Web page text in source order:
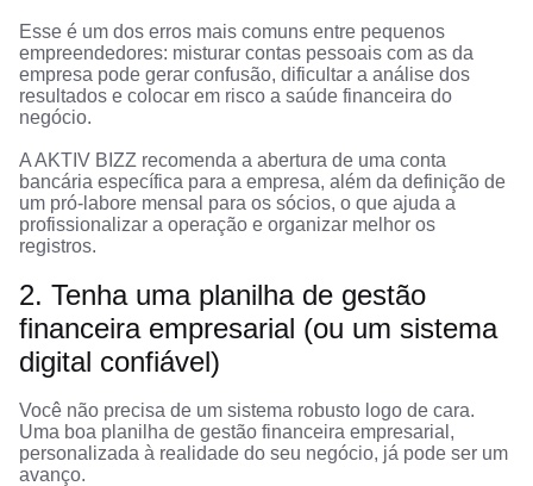
Esse é um dos erros mais comuns entre pequenos
empreendedores: misturar contas pessoais com as da
empresa pode gerar confusão, dificultar a análise dos
resultados e colocar em risco a saúde financeira do
negócio.
A AKTIV BIZZ recomenda a abertura de uma conta
bancária específica para a empresa, além da definição de
um pró-labore mensal para os sócios, o que ajuda a
profissionalizar a operação e organizar melhor os
registros.
2. Tenha uma planilha de gestão
financeira empresarial (ou um sistema
digital confiável)
Você não precisa de um sistema robusto logo de cara.
Uma boa planilha de gestão financeira empresarial,
personalizada à realidade do seu negócio, já pode ser um
avanço.